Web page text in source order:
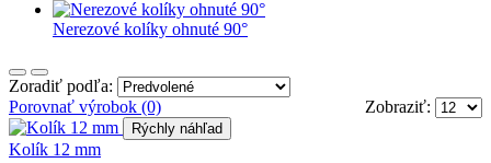
Nerezové kolíky ohnuté 90°
Zoradiť podľa:
Zobraziť:
Porovnať výrobok (0)
Rýchly náhľad
Kolík 12 mm